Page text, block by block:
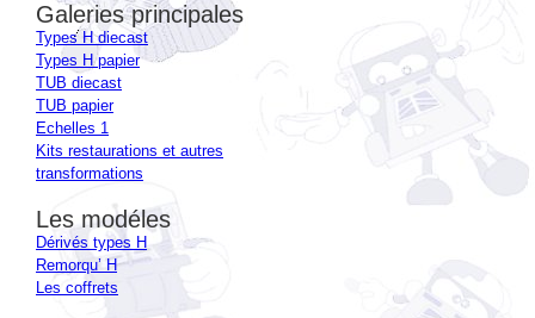
Galeries principales
Types H diecast
Types H papier
TUB diecast
TUB papier
Echelles 1
Kits restaurations et autres
transformations
Les modéles
Dérivés types H
Remorqu’ H
Les coffrets